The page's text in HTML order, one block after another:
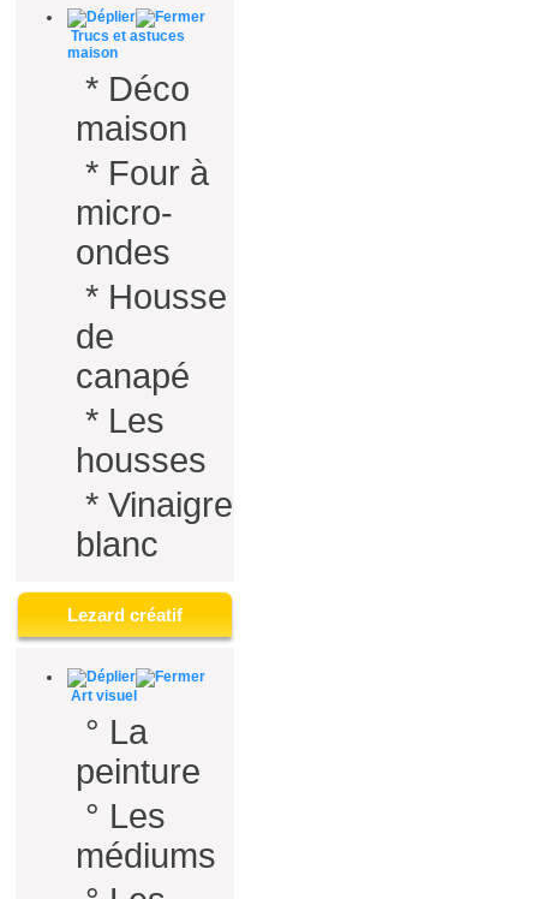
Trucs et astuces
maison
* Déco
maison
* Four à
micro-
ondes
* Housse
de
canapé
* Les
housses
* Vinaigre
blanc
Lezard créatif
Art visuel
° La
peinture
° Les
médiums